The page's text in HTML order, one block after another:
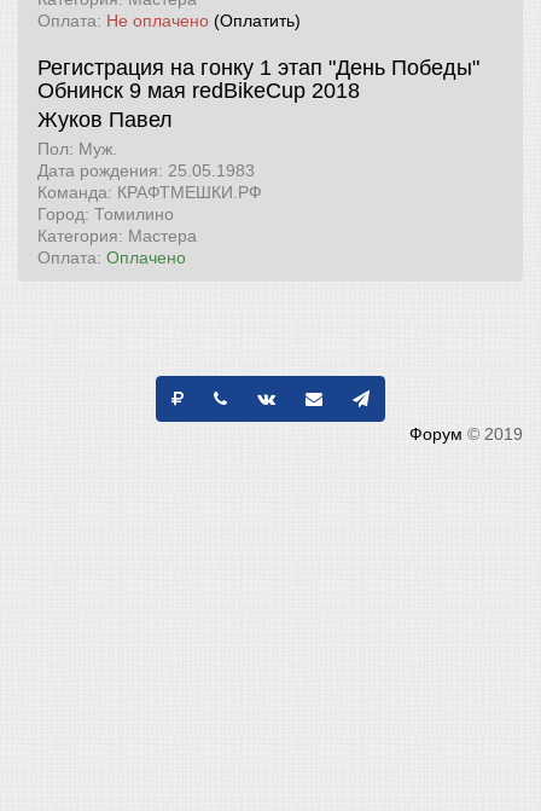
Оплата: Не оплачено (Оплатить)
Регистрация на гонку 1 этап "День Победы"
Обнинск 9 мая redBikeCup 2018
Жуков Павел
Пол: Муж.
Дата рождения: 25.05.1983
Команда: КРАФТМЕШКИ.РФ
Город: Томилино
Категория: Мастера
Оплата: Оплачено
Форум © 2019